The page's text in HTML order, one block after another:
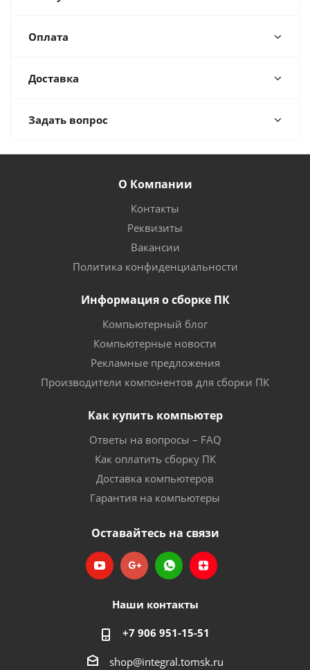
Оплата
Доставка
Задать вопрос
О Компании
Контакты
Реквизиты
Вакансии
Политика конфиденциальности
Информация о сборке ПК
Компьютерный блог
Компьютерные новости
Рекламные предложения
Производители компонентов для сборки ПК
Как купить компьютер
Ответы на вопросы – FAQ
Как оплатить сборку ПК
Доставка компьютеров
Гарантия на компьютеры
Оставайтесь на связи
Наши контакты
+7 906 951-15-51
shop@integral.tomsk.ru